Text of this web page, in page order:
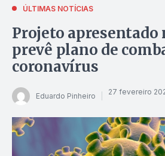
ÚLTIMAS NOTÍCIAS
Projeto apresentado
prevê plano de
coronavírus
Eduardo Pinheiro 27 fevereiro